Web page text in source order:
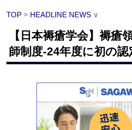
TOP > HEADLINE NEWS ∨
【日本褥瘡学会】褥瘡
師制度‐24年度に初の